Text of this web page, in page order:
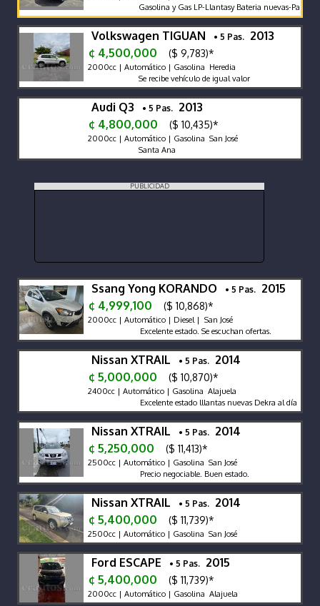
Gasolina y Gas LP-Llantasy Bateria nuevas-
Volkswagen TIGUAN • 5 Pas. 2013
¢ 4,500,000
($ 9,783)*
2000cc | Automático | Gasolina Heredia
Se recibe vehículo de igual valor
Audi Q3 • 5 Pas. 2013
¢ 4,800,000
($ 10,435)*
2000cc | Automático | Gasolina San José
Santa Ana
PUBLICIDAD
Ssang Yong KORANDO • 5 Pas. 2015
¢ 4,999,100
($ 10,868)*
2000cc | Automático | Diesel | San José
Excelente estado. Se escuchan ofertas.
Nissan XTRAIL • 5 Pas. 2014
¢ 5,000,000
($ 10,870)*
2400cc | Automático | Gasolina Alajuela
Excelente estado lllantas nuevas Dekra al día
Nissan XTRAIL • 5 Pas. 2014
¢ 5,250,000
($ 11,413)*
2500cc | Automático | Gasolina San José
Precio negociable. Buen estado.
Nissan XTRAIL • 5 Pas. 2014
¢ 5,400,000
($ 11,739)*
2500cc | Automático | Gasolina San José
Ford ESCAPE • 5 Pas. 2015
¢ 5,400,000
($ 11,739)*
2000cc | Automático | Gasolina Alajuela